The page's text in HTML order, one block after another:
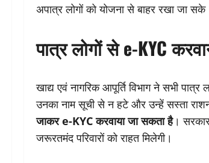
अपात्र लोगों को योजना से बाहर रखा जा
पात्र लोगों से e-KYC
खाद्य एवं नागरिक आपूर्ति विभाग ने सभी
उनका नाम सूची से न हटे और उन्हें सस्ता
जाकर e-KYC करवाया जा सकता है।
जरूरतमंद परिवारों को राहत मिलेगी।